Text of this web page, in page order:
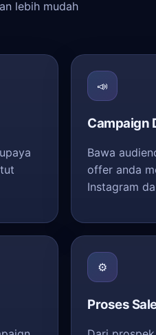
lebih mudah
📣
Campaign
Bawa
offer anda
Instagram
⚙️
Proses